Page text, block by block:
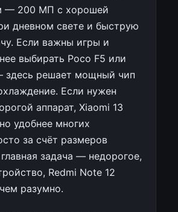
— 200 МП с хорошей
дневном свете и быструю
Если важны игры и
выбирать Poco F5 или
здесь решает мощный чип
Если нужен
аппарат, Xiaomi 13
удобнее многих
за счёт размеров
задача — недорогое,
Redmi Note 12
разумно.